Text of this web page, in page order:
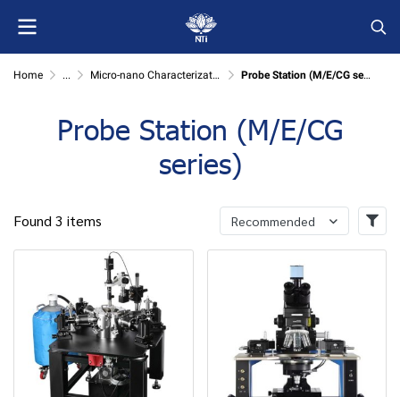
Home ... Micro-nano Characterization Probe Station (M/E/CG series)
Probe Station (M/E/CG
series)
Found 3 items Recommended